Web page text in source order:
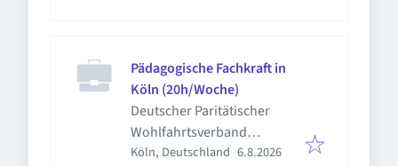
Pädagogische Fachkraft in
Köln (20h/Woche)
Deutscher Paritätischer
Wohlfahrtsverband
Landesverband Nordrhein-
Köln, Deutschland Veröffentlicht:
6.8.2026